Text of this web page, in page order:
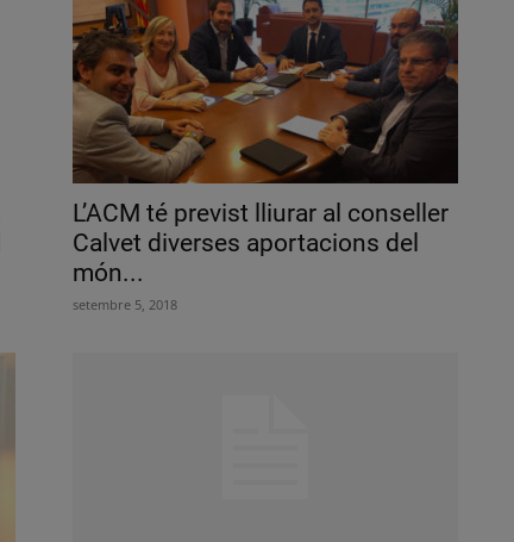
L’ACM té previst lliurar al conseller
Calvet diverses aportacions del
món...
setembre 5, 2018